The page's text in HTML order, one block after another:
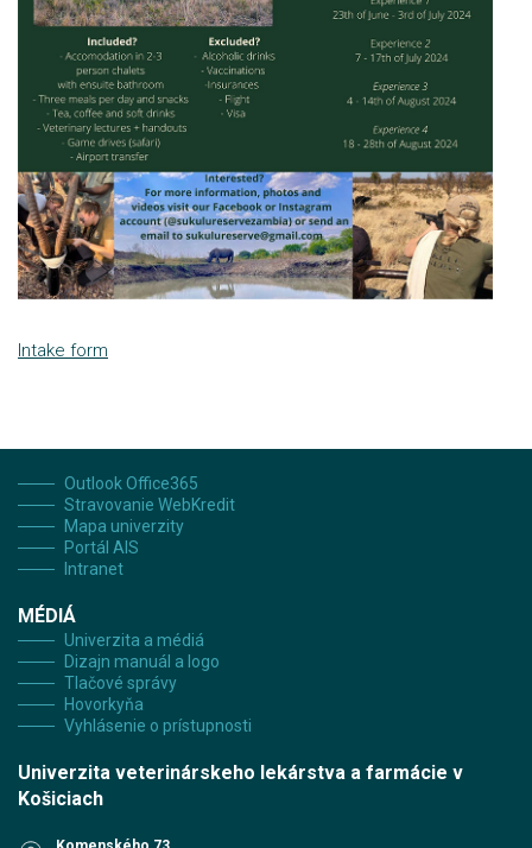
Intake form
Outlook Office365
Stravovanie WebKredit
Mapa univerzity
Portál AIS
Intranet
MÉDIÁ
Univerzita a médiá
Dizajn manuál a logo
Tlačové správy
Hovorkyňa
Vyhlásenie o prístupnosti
Univerzita veterinárskeho lekárstva a farmácie v
Košiciach